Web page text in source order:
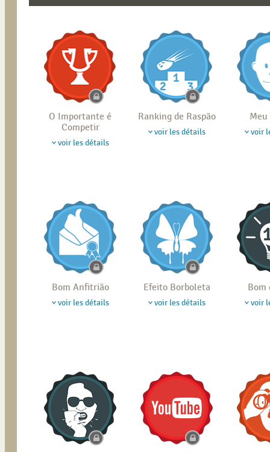
O Importante é
Competir
voir les détails
Ranking de Raspão
voir les détails voir
Bom Anfitrião
voir les détails
Efeito Borboleta
voir les détails
Bom
voir